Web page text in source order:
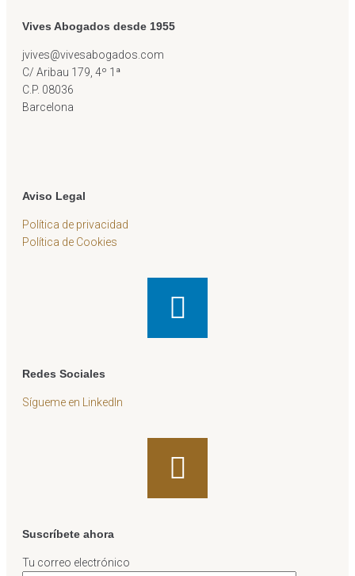
Vives Abogados desde 1955
jvives@vivesabogados.com
C/ Aribau 179, 4º 1ª
C.P. 08036
Barcelona
Aviso Legal
Política de privacidad
Política de Cookies
Redes Sociales
Sígueme en LinkedIn
Suscríbete ahora
Tu correo electrónico